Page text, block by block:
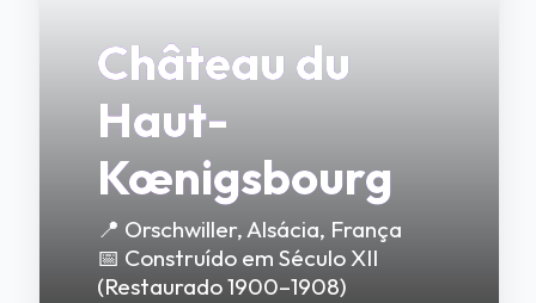
Château du
Haut-
Kœnigsbourg
📍 Orschwiller, Alsácia, França
📅 Construído em Século XII
(Restaurado 1900–1908)